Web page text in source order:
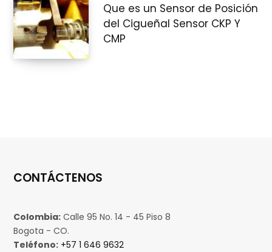
Que es un Sensor de Posición
del Cigueñal Sensor CKP Y
CMP
CONTÁCTENOS
Colombia: Calle 95 No. 14 - 45 Piso 8
Bogota - CO.
Teléfono: +57 1 646 9632